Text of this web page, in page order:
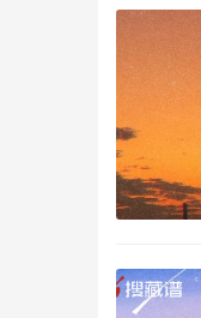
影视主题曲